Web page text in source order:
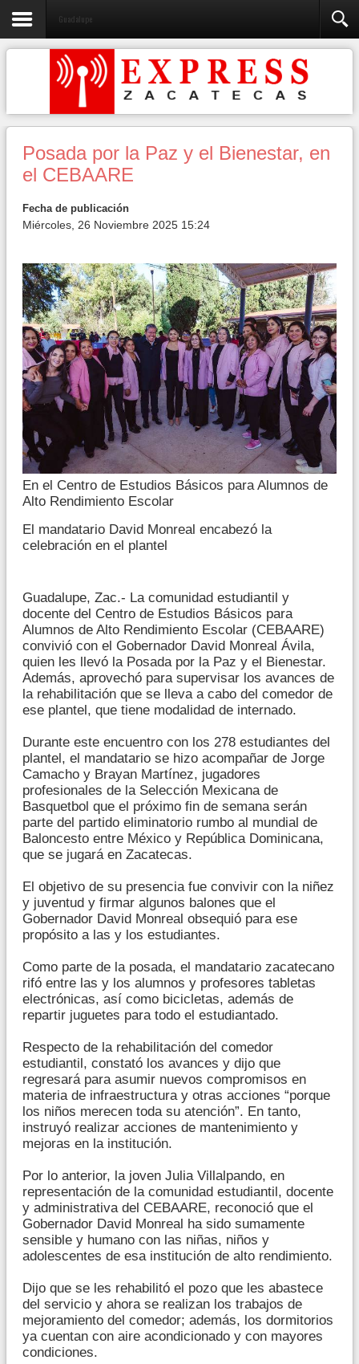
Guadalupe
Posada por la Paz y el Bienestar, en
el CEBAARE
Fecha de publicación
Miércoles, 26 Noviembre 2025 15:24
En el Centro de Estudios Básicos para Alumnos de
Alto Rendimiento Escolar
El mandatario David Monreal encabezó la
celebración en el plantel
Guadalupe, Zac.- La comunidad estudiantil y
docente del Centro de Estudios Básicos para
Alumnos de Alto Rendimiento Escolar (CEBAARE)
convivió con el Gobernador David Monreal Ávila,
quien les llevó la Posada por la Paz y el Bienestar.
Además, aprovechó para supervisar los avances de
la rehabilitación que se lleva a cabo del comedor de
ese plantel, que tiene modalidad de internado.
Durante este encuentro con los 278 estudiantes del
plantel, el mandatario se hizo acompañar de Jorge
Camacho y Brayan Martínez, jugadores
profesionales de la Selección Mexicana de
Basquetbol que el próximo fin de semana serán
parte del partido eliminatorio rumbo al mundial de
Baloncesto entre México y República Dominicana,
que se jugará en Zacatecas.
El objetivo de su presencia fue convivir con la niñez
y juventud y firmar algunos balones que el
Gobernador David Monreal obsequió para ese
propósito a las y los estudiantes.
Como parte de la posada, el mandatario zacatecano
rifó entre las y los alumnos y profesores tabletas
electrónicas, así como bicicletas, además de
repartir juguetes para todo el estudiantado.
Respecto de la rehabilitación del comedor
estudiantil, constató los avances y dijo que
regresará para asumir nuevos compromisos en
materia de infraestructura y otras acciones “porque
los niños merecen toda su atención”. En tanto,
instruyó realizar acciones de mantenimiento y
mejoras en la institución.
Por lo anterior, la joven Julia Villalpando, en
representación de la comunidad estudiantil, docente
y administrativa del CEBAARE, reconoció que el
Gobernador David Monreal ha sido sumamente
sensible y humano con las niñas, niños y
adolescentes de esa institución de alto rendimiento.
Dijo que se les rehabilitó el pozo que les abastece
del servicio y ahora se realizan los trabajos de
mejoramiento del comedor; además, los dormitorios
ya cuentan con aire acondicionado y con mayores
condiciones.